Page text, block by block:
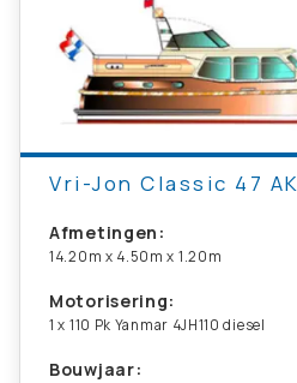
Vri-Jon Classic 47 AK
Afmetingen:
14.20m x 4.50m x 1.20m
Motorisering:
1 x 110 Pk Yanmar 4JH110 diesel
Bouwjaar: